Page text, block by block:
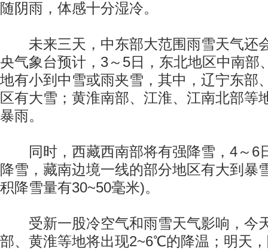
随阴雨，体感十分湿冷。
未来三天，中东部大范围雨雪天气还
央气象台预计，3～5日，东北地区中南部
地有小到中雪或雨夹雪，其中，辽宁东部
区有大雪；黄淮南部、江淮、江南北部等
暴雨。
同时，西藏西南部将有强降雪，4～6
降雪，藏南边境一线的部分地区有大到暴
积降雪量有30~50毫米)。
受新一股冷空气和雨雪天气影响，今
部、黄淮等地将出现2~6℃的降温；明天